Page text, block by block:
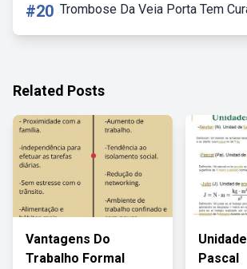
#20 Trombose Da Veia Porta Tem
Related Posts
Vantagens Do
Trabalho Formal
Pascal